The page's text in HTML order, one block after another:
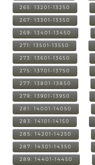
265: 13201-13250
267: 13301-13350
269: 13401-13450
271: 13501-13550
273: 13601-13650
275: 13701-13750
277: 13801-13850
279: 13901-13950
281: 14001-14050
283: 14101-14150
285: 14201-14250
287: 14301-14350
289: 14401-14450